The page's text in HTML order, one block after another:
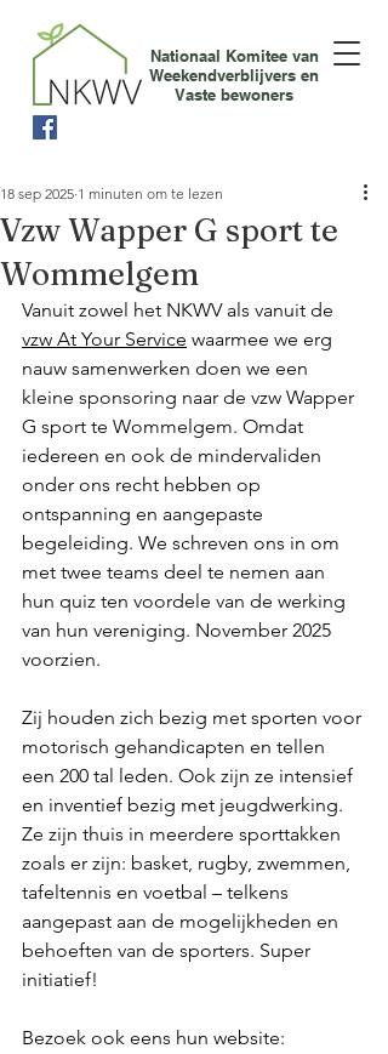
Nationaal Komitee van
Weekendverblijvers en
Vaste bewoners
Vzw Wapper G sport te
Wommelgem
18 sep 2025 1 minuten om te lezen
Vanuit zowel het NKWV als vanuit de
vzw At Your Service waarmee we erg
nauw samenwerken doen we een
kleine sponsoring naar de vzw Wapper
G sport te Wommelgem. Omdat
iedereen en ook de mindervaliden
onder ons recht hebben op
ontspanning en aangepaste
begeleiding. We schreven ons in om
met twee teams deel te nemen aan
hun quiz ten voordele van de werking
van hun vereniging. November 2025
voorzien.
Zij houden zich bezig met sporten voor
motorisch gehandicapten en tellen
een 200 tal leden. Ook zijn ze intensief
en inventief bezig met jeugdwerking.
Ze zijn thuis in meerdere sporttakken
zoals er zijn: basket, rugby, zwemmen,
tafeltennis en voetbal – telkens
aangepast aan de mogelijkheden en
behoeften van de sporters. Super
initiatief!
Bezoek ook eens hun website: